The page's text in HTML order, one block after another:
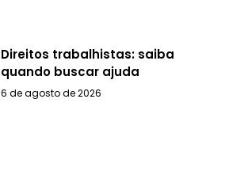
Direitos trabalhistas: saiba
quando buscar ajuda
6 de agosto de 2026